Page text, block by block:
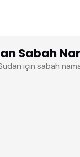
Sabah
için sabah